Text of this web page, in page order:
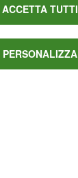
ACCETTA TUTTI
PERSONALIZZA